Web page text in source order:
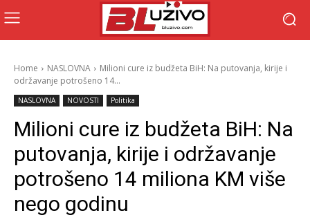
Home NASLOVNA
Milioni cure iz budžeta BiH: Na putovanja, kirije i
održavanje potrošeno 14...
NASLOVNA NOVOSTI Politika
Milioni cure iz budžeta BiH: Na
putovanja, kirije i održavanje
potrošeno 14 miliona KM više
nego godinu